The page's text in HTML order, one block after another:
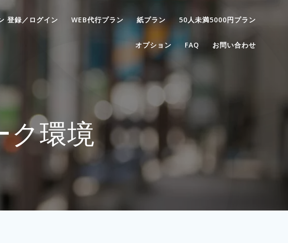
登録／ログイン WEB代行プラン 紙プラン 50人未満5000円プラン
オプション FAQ お問い合わせ
ク環境